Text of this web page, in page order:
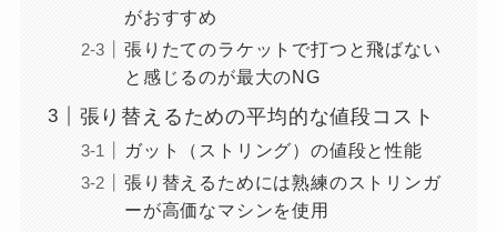
がおすすめ
張りたてのラケットで打つと飛ばない
と感じるのが最大のNG
張り替えるための平均的な値段コスト
ガット（ストリング）の値段と性能
張り替えるためには熟練のストリンガ
ーが高価なマシンを使用